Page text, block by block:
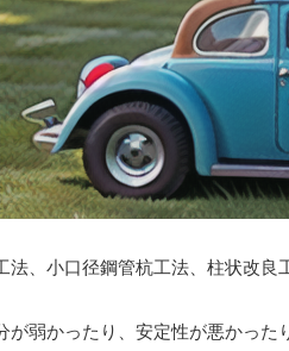
法、小口径鋼管杭工法、柱状改良
が弱かったり、安定性が悪かっ